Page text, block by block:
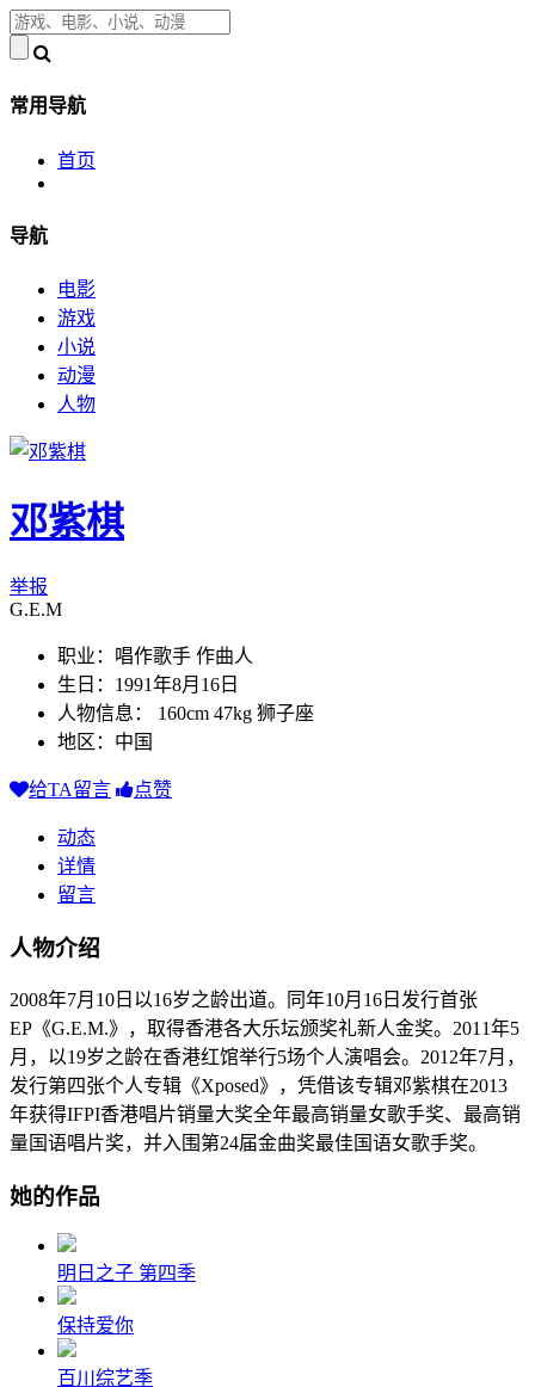
常用导航
首页
导航
电影
游戏
小说
动漫
人物
邓紫棋
举报
G.E.M
职业：唱作歌手 作曲人
生日：1991年8月16日
人物信息： 160cm 47kg 狮子座
地区：中国
给TA留言 点赞
动态
详情
留言
人物介绍
2008年7月10日以16岁之龄出道。同年10月16日发行首张
EP《G.E.M.》，取得香港各大乐坛颁奖礼新人金奖。2011年5
月，以19岁之龄在香港红馆举行5场个人演唱会。2012年7月，
发行第四张个人专辑《Xposed》，凭借该专辑邓紫棋在2013
年获得IFPI香港唱片销量大奖全年最高销量女歌手奖、最高销
量国语唱片奖，并入围第24届金曲奖最佳国语女歌手奖。
她的作品
明日之子 第四季
保持爱你
百川综艺季